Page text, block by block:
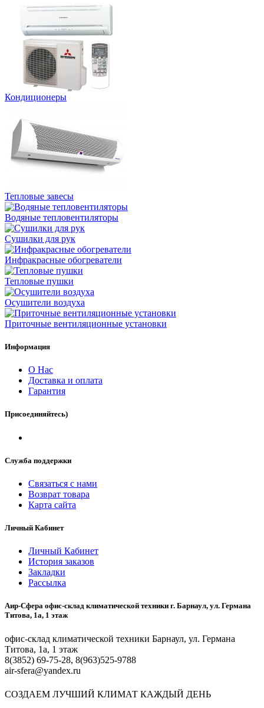
Кондиционеры
Тепловые завесы
Водяные тепловентиляторы
Сушилки для рук
Инфракрасные обогреватели
Тепловые пушки
Осушители воздуха
Приточные вентиляционные установки
Информация
О Нас
Доставка и оплата
Гарантия
Присоединяйтесь)
Служба поддержки
Связаться с нами
Возврат товара
Карта сайта
Личный Кабинет
Личный Кабинет
История заказов
Закладки
Рассылка
Аир-Сфера офис-склад климатической техники г. Барнаул, ул. Германа
Титова, 1а, 1 этаж
офис-склад климатической техники Барнаул, ул. Германа
Титова, 1а, 1 этаж
8(3852) 69-75-28, 8(963)525-9788
air-sfera@yandex.ru
СОЗДАЕМ ЛУЧШИЙ КЛИМАТ КАЖДЫЙ ДЕНЬ